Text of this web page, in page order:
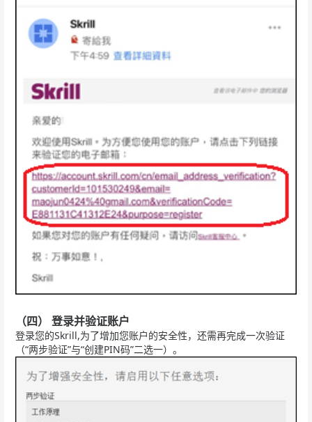
（四） 登录并验证账户
登录您的Skrill,为了增加您账户的安全性，还需再完成一次验证
（“两步验证”与“创建PIN码”二选一）。